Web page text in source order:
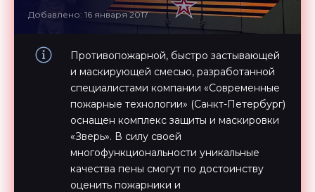
Добавлено: 16 января 2017
Противопожарной, быстро застывающей
и маскирующей смесью, разработанной
специалистами компании «Современные
пожарные технологии» (Санкт-Петербург)
оснащен комплекс защиты и маскировки
«Зверь». В силу своей
многофункциональности уникальные
качества пены смогут по достоинству
оценить пожарники и